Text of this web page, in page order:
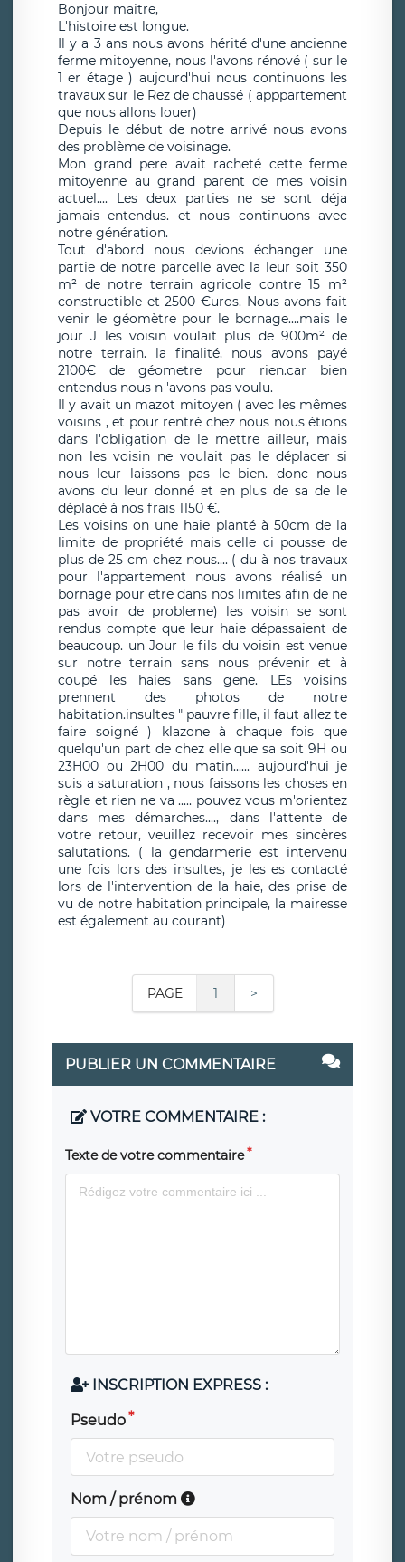
Bonjour maitre,
L'histoire est longue.
Il y a 3 ans nous avons hérité d'une ancienne
ferme mitoyenne, nous l'avons rénové ( sur le
1 er étage ) aujourd'hui nous continuons les
travaux sur le Rez de chaussé ( apppartement
que nous allons louer)
Depuis le début de notre arrivé nous avons
des problème de voisinage.
Mon grand pere avait racheté cette ferme
mitoyenne au grand parent de mes voisin
actuel.... Les deux parties ne se sont déja
jamais entendus. et nous continuons avec
notre génération.
Tout d'abord nous devions échanger une
partie de notre parcelle avec la leur soit 350
m² de notre terrain agricole contre 15 m²
constructible et 2500 €uros. Nous avons fait
venir le géomètre pour le bornage....mais le
jour J les voisin voulait plus de 900m² de
notre terrain. la finalité, nous avons payé
2100€ de géometre pour rien.car bien
entendus nous n 'avons pas voulu.
Il y avait un mazot mitoyen ( avec les mêmes
voisins , et pour rentré chez nous nous étions
dans l'obligation de le mettre ailleur, mais
non les voisin ne voulait pas le déplacer si
nous leur laissons pas le bien. donc nous
avons du leur donné et en plus de sa de le
déplacé à nos frais 1150 €.
Les voisins on une haie planté à 50cm de la
limite de propriété mais celle ci pousse de
plus de 25 cm chez nous.... ( du à nos travaux
pour l'appartement nous avons réalisé un
bornage pour etre dans nos limites afin de ne
pas avoir de probleme) les voisin se sont
rendus compte que leur haie dépassaient de
beaucoup. un Jour le fils du voisin est venue
sur notre terrain sans nous prévenir et à
coupé les haies sans gene. LEs voisins
prennent des photos de notre
habitation.insultes " pauvre fille, il faut allez te
faire soigné ) klazone à chaque fois que
quelqu'un part de chez elle que sa soit 9H ou
23H00 ou 2H00 du matin...... aujourd'hui je
suis a saturation , nous faissons les choses en
règle et rien ne va ..... pouvez vous m'orientez
dans mes démarches...., dans l'attente de
votre retour, veuillez recevoir mes sincères
salutations. ( la gendarmerie est intervenu
une fois lors des insultes, je les es contacté
lors de l'intervention de la haie, des prise de
vu de notre habitation principale, la mairesse
est également au courant)
PAGE 1 >
PUBLIER UN COMMENTAIRE
VOTRE COMMENTAIRE :
Texte de votre commentaire
INSCRIPTION EXPRESS :
Pseudo
Nom / prénom